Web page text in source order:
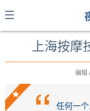
上海按摩
编辑
任何一